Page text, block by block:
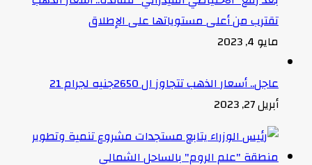
تقترب من أعلى مستوياتها على الإطلاق
مايو 4, 2023
عاجل.. أسعار الذهب تتجاوز ال 2650جنيه لجرام 21
أبريل 27, 2023